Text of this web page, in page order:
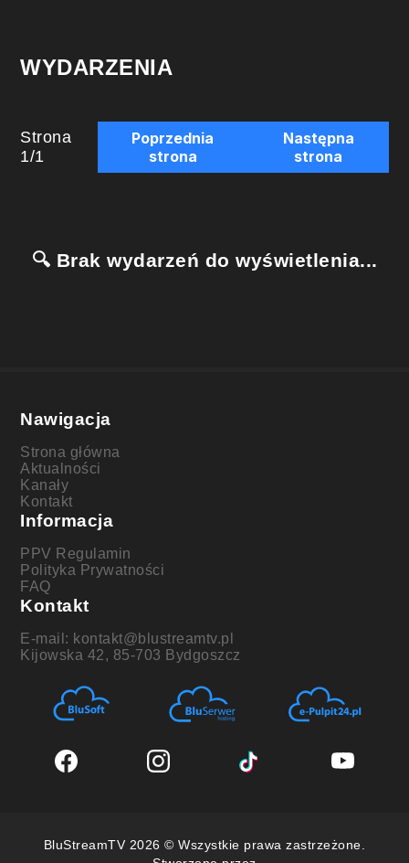
WYDARZENIA
Strona
1/1
Poprzednia
strona
Następna
strona
🔍 Brak wydarzeń do wyświetlenia...
Nawigacja
Strona główna
Aktualności
Kanały
Kontakt
Informacja
PPV Regulamin
Polityka Prywatności
FAQ
Kontakt
E-mail: kontakt@blustreamtv.pl
Kijowska 42, 85-703 Bydgoszcz
BluStreamTV 2026 © Wszystkie prawa zastrzeżone.